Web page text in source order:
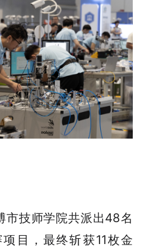
市技师学院共派出48名
目，最终斩获11枚金